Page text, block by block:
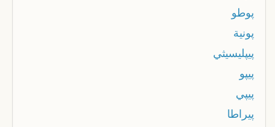
پوطو
پونية
پيپليسيثي
پيپو
پيپي
پيراطا